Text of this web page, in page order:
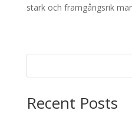
stark och framgångsrik
Recent Posts